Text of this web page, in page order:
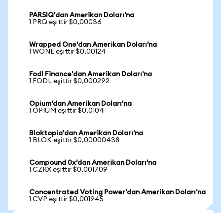
PARSIQ'dan Amerikan Doları'na
1 PRQ eşittir $0,00036
Wrapped One'dan Amerikan Doları'na
1 WONE eşittir $0,00124
Fodl Finance'dan Amerikan Doları'na
1 FODL eşittir $0,000292
Opium'dan Amerikan Doları'na
1 OPIUM eşittir $0,0104
Bloktopia'dan Amerikan Doları'na
1 BLOK eşittir $0,00000438
Compound 0x'dan Amerikan Doları'na
1 CZRX eşittir $0,001709
Concentrated Voting Power'dan Amerikan Doları'na
1 CVP eşittir $0,001945